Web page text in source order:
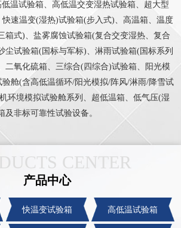
温试验箱、高低温交变湿热试验箱、超大型
速温变(湿热)试验箱(步入式)、高温箱、温度
箱式)、盐雾腐蚀试验箱(复合交变湿热、复合
尘试验箱(国标与军标)、淋雨试验箱(国标系列
二氧化硫箱、三综合(四综合)试验箱、阳光模
舱(含高低温循环/阳光模拟/阵风/淋雨/降雪试
环境模拟试验舱系列、超低温箱、低气压(湿
非标可靠性试验设备。
CENTER
产品中心
快温变试验箱 高低温试验箱